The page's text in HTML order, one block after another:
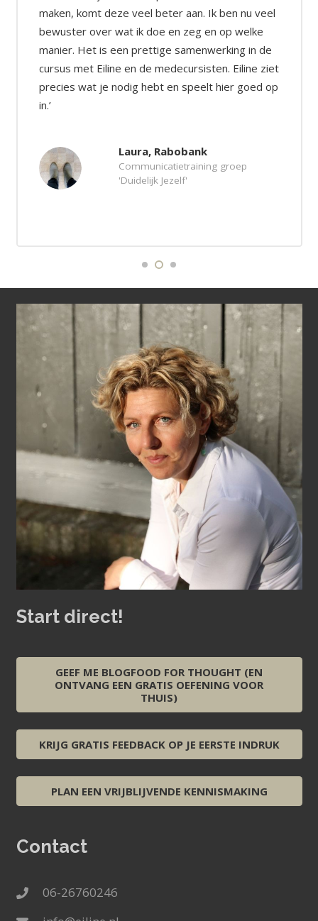
Ik ben nu veel
en op welke
in de
Eiline ziet
hier goed op
groep
aanpakken?’, dat zijn vragen die ik
tijdens de training beantwoord heb
Eiline heeft deze niet beantwoord,
ik door haar vraagstelling en
kunnen doen. De vragen en
bezig te zijn. Het heeft mij echt
gebracht, waardoor ik nu echt
Start direct!
THUIS)
KRIJG GRATIS FEEDBACK OP JE EERSTE INDRUK
PLAN EEN VRIJBLIJVENDE KENNISMAKING
Contact